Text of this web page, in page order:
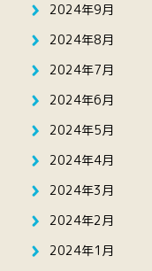
2024年9月
2024年8月
2024年7月
2024年6月
2024年5月
2024年4月
2024年3月
2024年2月
2024年1月